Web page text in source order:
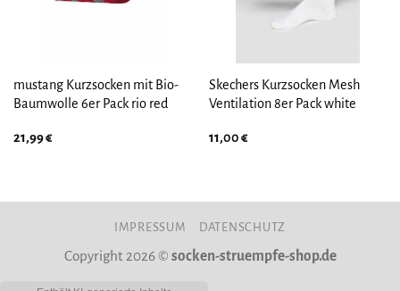
mustang Kurzsocken mit Bio-
Baumwolle 6er Pack rio red
21,99€
Skechers Kurzsocken Mesh
Ventilation 8er Pack white
11,00€
IMPRESSUM DATENSCHUTZ
Copyright 2026 © socken-struempfe-shop.de